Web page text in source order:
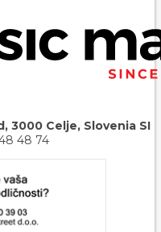
3000 Celje, Slovenia SI
48 74